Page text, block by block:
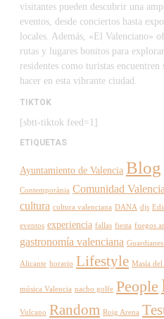
visitantes pueden descubrir una
eventos, desde conciertos hasta
locales. Además, «El Valenciano»
rutas y lugares bonitos para
residentes como turistas
hacer en esta vibrante ciudad.
TIKTOK
[sbtt-tiktok feed=1]
ETIQUETAS
Ayuntamiento de Valencia Blog
Contemporània Comunidad
cultura cultura valenciana DANA djs
eventos experiencia fallas fiesta fuegos
gastronomía valenciana
Alicante horario Lifestyle Masía
música Valencia nacho golfe People
Vulcano Random Roig Arena